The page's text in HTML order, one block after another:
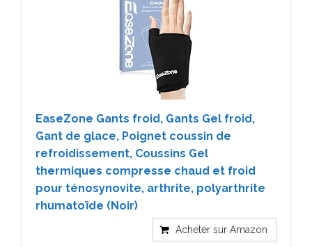
EaseZone Gants froid, Gants Gel froid,
Gant de glace, Poignet coussin de
refroidissement, Coussins Gel
thermiques compresse chaud et froid
pour ténosynovite, arthrite, polyarthrite
rhumatoïde (Noir)
Acheter sur Amazon